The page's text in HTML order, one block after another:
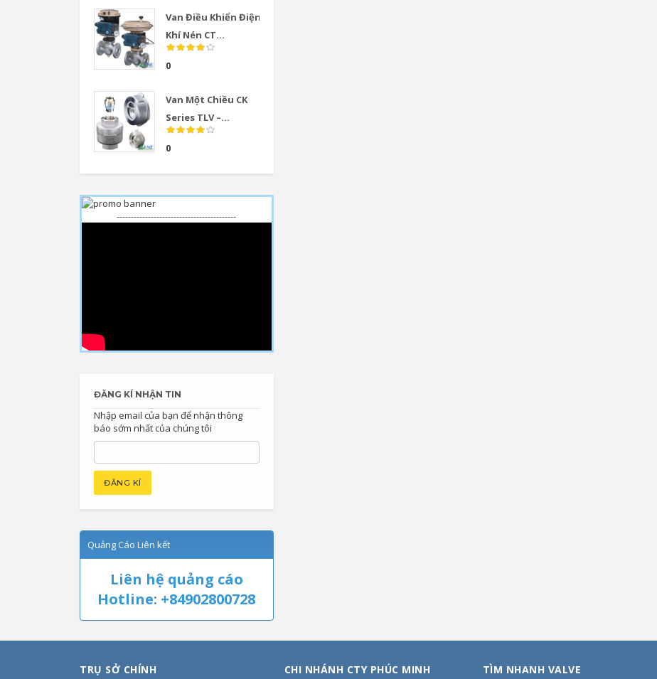
Van Điều Khiển Điện
Khí Nén CT...
0
Van Một Chiều CK
Series TLV –...
0
------------------------------------------
ĐĂNG KÍ NHẬN TIN
Nhập email của bạn để nhận thông
báo sớm nhất của chúng tôi
Quảng Cáo Liên kết
Liên hệ quảng cáo
Hotline: +84902800728
TRỤ SỞ CHÍNH CHI NHÁNH CTY PHÚC MINH TÌM NHANH VALVE